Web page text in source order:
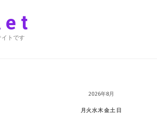
トです
2026年8月
月 火水木金土 日